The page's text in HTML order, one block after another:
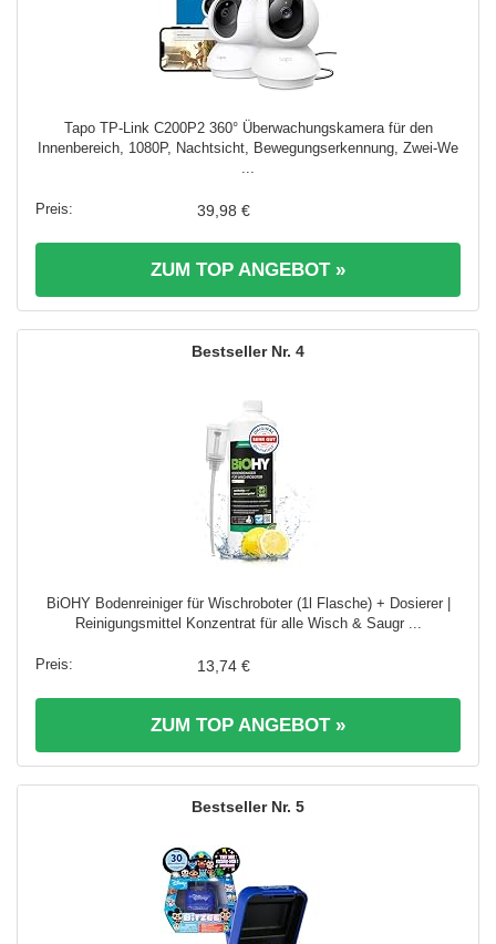
Tapo TP-Link C200P2 360° Überwachungskamera für den
Innenbereich, 1080P, Nachtsicht, Bewegungserkennung, Zwei-We
...
39,98 €
ZUM TOP ANGEBOT »
4
BiOHY Bodenreiniger für Wischroboter (1l Flasche) + Dosierer |
Reinigungsmittel Konzentrat für alle Wisch & Saugr ...
13,74 €
ZUM TOP ANGEBOT »
5